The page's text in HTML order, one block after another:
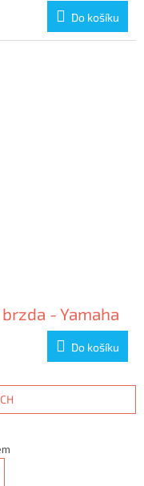
Do košíku
- Yamaha
Do košíku